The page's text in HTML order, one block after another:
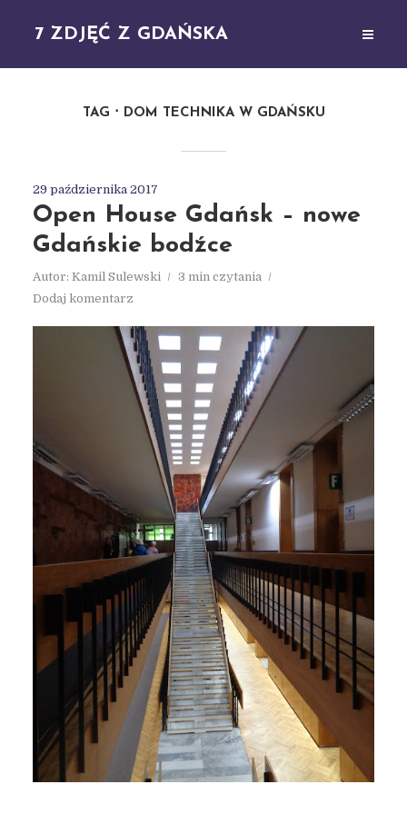
7 ZDJĘĆ Z GDAŃSKA
TAG DOM TECHNIKA W GDAŃSKU
29 października 2017
Open House Gdańsk – nowe
Gdańskie bodźce
Autor: Kamil Sulewski
3 min czytania
Dodaj komentarz